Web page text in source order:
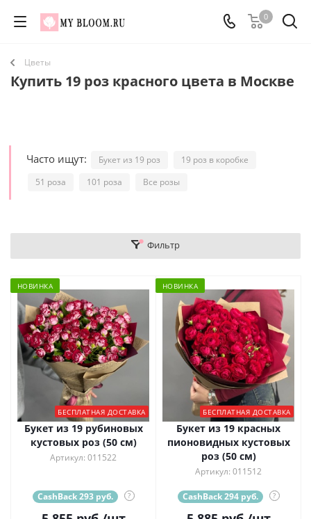
0
Цветы
Купить 19 роз красного цвета в Москве
Часто ищут: Букет из 19 роз
19 роз в коробке
51 роза
101 роза Все розы
Фильтр
НОВИНКА
БЕСПЛАТНАЯ ДОСТАВКА
Букет из 19 рубиновых
кустовых роз (50 см)
Артикул: 011522
CashBack 293 руб. ?
НОВИНКА
БЕСПЛАТНАЯ ДОСТАВКА
Букет из 19 красных
пионовидных кустовых
роз (50 см)
Артикул: 011512
CashBack 294 руб. ?